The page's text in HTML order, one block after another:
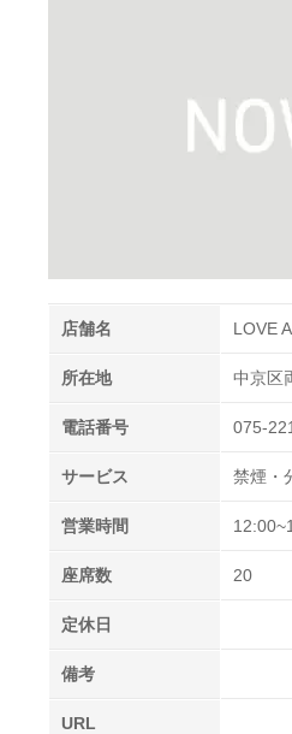
店舗名 LOVE
所在地 中京区
電話番号 075-
サービス 禁煙・
営業時間
座席数 20
定休日
備考
URL